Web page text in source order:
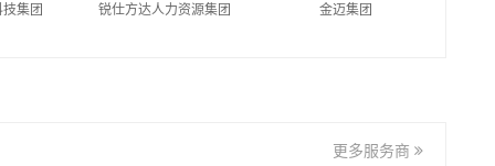
集团 锐仕方达人力资源集团 金迈集团
更多服务商